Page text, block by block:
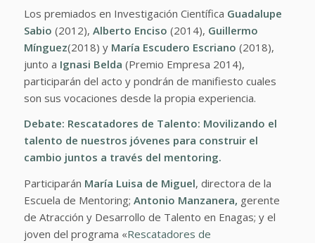
Los premiados en Investigación Científica Guadalupe
Sabio (2012), Alberto Enciso (2014), Guillermo
Mínguez(2018) y María Escudero Escriano (2018),
junto a Ignasi Belda (Premio Empresa 2014),
participarán del acto y pondrán de manifiesto cuales
son sus vocaciones desde la propia experiencia.
Debate: Rescatadores de Talento: Movilizando el
talento de nuestros jóvenes para construir el
cambio juntos a través del mentoring.
Participarán María Luisa de Miguel, directora de la
Escuela de Mentoring; Antonio Manzanera, gerente
de Atracción y Desarrollo de Talento en Enagas; y el
joven del programa «Rescatadores de